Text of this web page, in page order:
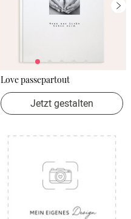
Love passepartout
Jetzt gestalten